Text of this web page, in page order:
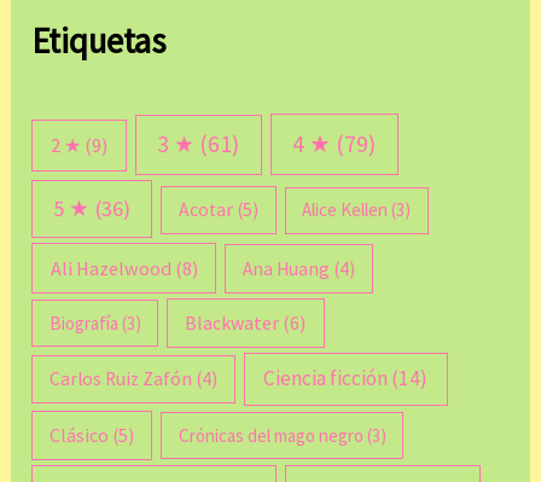
Etiquetas
2 ★ (9) 3 ★ (61) 4 ★ (79)
5 ★ (36) Acotar(5) Alice Kellen (3)
Ali Hazelwood (8) Ana Huang (4)
Biografía (3) Blackwater (6)
Carlos Ruiz Zafón (4) Ciencia ficción (14)
Clásico (5) Crónicas del mago negro (3)